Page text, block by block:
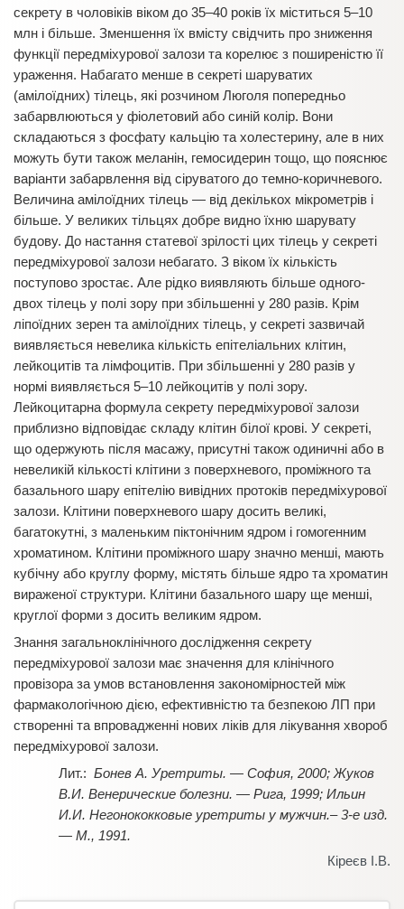
секрету в чоловіків віком до 35–40 років їх міститься 5–10
млн і більше. Зменшення їх вмісту свідчить про зниження
функції передміхурової залози та корелює з поширеністю її
ураження. Набагато менше в секреті шаруватих
(амілоїдних) тілець, які розчином Люголя попередньо
забарвлюються у фіолетовий або синій колір. Вони
складаються з фосфату кальцію та холестерину, але в них
можуть бути також меланін, гемосидерин тощо, що пояснює
варіанти забарвлення від сіруватого до темно-коричневого.
Величина амілоїдних тілець — від декількох мікрометрів і
більше. У великих тільцях добре видно їхню шарувату
будову. До настання статевої зрілості цих тілець у секреті
передміхурової залози небагато. З віком їх кількість
поступово зростає. Але рідко виявляють більше одного-
двох тілець у полі зору при збільшенні у 280 разів. Крім
ліпоїдних зерен та амілоїдних тілець, у секреті зазвичай
виявляється невелика кількість епітеліальних клітин,
лейкоцитів та лімфоцитів. При збільшенні у 280 разів у
нормі виявляється 5–10 лейкоцитів у полі зору.
Лейкоцитарна формула секрету передміхурової залози
приблизно відповідає складу клітин білої крові. У секреті,
що одержують після масажу, присутні також одиничні або в
невеликій кількості клітини з поверхневого, проміжного та
базального шару епітелію вивідних протоків передміхурової
залози. Клітини поверхневого шару досить великі,
багатокутні, з маленьким піктонічним ядром і гомогенним
хроматином. Клітини проміжного шару значно менші, мають
кубічну або круглу форму, містять більше ядро та хроматин
вираженої структури. Клітини базального шару ще менші,
круглої форми з досить великим ядром.
Знання загальноклінічного дослідження секрету
передміхурової залози має значення для клінічного
провізора за умов встановлення закономірностей між
фармакологічною дією, ефективністю та безпекою ЛП при
створенні та впровадженні нових ліків для лікування хвороб
передміхурової залози.
Бонев А. Уретриты. — София, 2000; Жуков
В.И. Венерические болезни. — Рига, 1999; Ильин
И.И. Негонококковые уретриты у мужчин.– 3-е изд.
— М., 1991.
Кіреєв І.В.